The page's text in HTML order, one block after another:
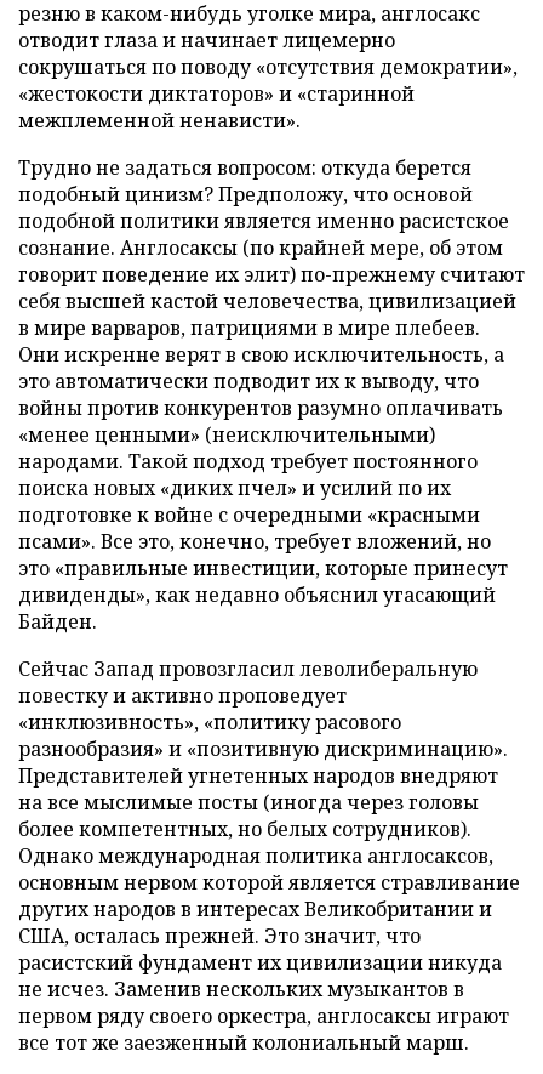
резню в каком-нибудь уголке мира, англосакс
отводит глаза и начинает лицемерно
сокрушаться по поводу «отсутствия демократии»,
«жестокости диктаторов» и «старинной
межплеменной ненависти».
Трудно не задаться вопросом: откуда берется
подобный цинизм? Предположу, что основой
подобной политики является именно расистское
сознание. Англосаксы (по крайней мере, об этом
говорит поведение их элит) по-прежнему считают
себя высшей кастой человечества, цивилизацией
в мире варваров, патрициями в мире плебеев.
Они искренне верят в свою исключительность, а
это автоматически подводит их к выводу, что
войны против конкурентов разумно оплачивать
«менее ценными» (неисключительными)
народами. Такой подход требует постоянного
поиска новых «диких пчел» и усилий по их
подготовке к войне с очередными «красными
псами». Все это, конечно, требует вложений, но
это «правильные инвестиции, которые принесут
дивиденды», как недавно объяснил угасающий
Байден.
Сейчас Запад провозгласил леволиберальную
повестку и активно проповедует
«инклюзивность», «политику расового
разнообразия» и «позитивную дискриминацию».
Представителей угнетенных народов внедряют
на все мыслимые посты (иногда через головы
более компетентных, но белых сотрудников).
Однако международная политика англосаксов,
основным нервом которой является стравливание
других народов в интересах Великобритании и
США, осталась прежней. Это значит, что
расистский фундамент их цивилизации никуда
не исчез. Заменив нескольких музыкантов в
первом ряду своего оркестра, англосаксы играют
все тот же заезженный колониальный марш.